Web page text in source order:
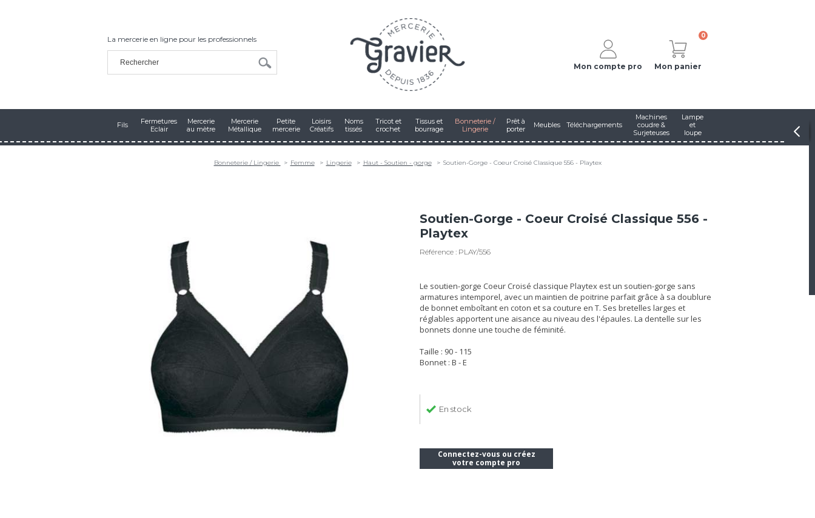
La mercerie en ligne pour les professionnels
Mon compte pro
0
Mon panier
Fils
Fermetures
Eclair
Mercerie
au mètre
Mercerie
Métallique
Petite
mercerie
Loisirs
Créatifs
Noms
tissés
Tricot et
crochet
Tissus et
bourrage
Bonneterie /
Lingerie
Prêt à
porter
Meubles Téléchargements
Machines
coudre &
Surjeteuses
Lampe
et
loupe
Bonneterie / Lingerie Femme Lingerie Haut - Soutien - gorge Soutien-Gorge - Coeur Croisé Classique 556 - Playtex
Soutien-Gorge - Coeur Croisé Classique 556 -
Playtex
Référence : PLAY/556
Le soutien-gorge Coeur Croisé classique Playtex est un soutien-gorge sans
armatures intemporel, avec un maintien de poitrine parfait grâce à sa doublure
de bonnet emboîtant en coton et sa couture en T. Ses bretelles larges et
réglables apportent une aisance au niveau des l'épaules. La dentelle sur les
bonnets donne une touche de féminité.
Taille : 90 - 115
Bonnet : B - E
En stock
Connectez-vous ou créez
votre compte pro